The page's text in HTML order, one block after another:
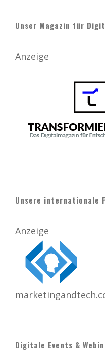
Unser Magazin für
Anzeige
Unsere internationale
Anzeige
Digitale Events &